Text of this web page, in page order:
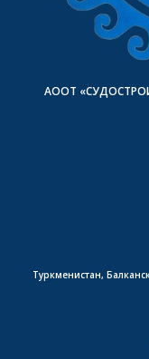
АООТ
Туркменистан,